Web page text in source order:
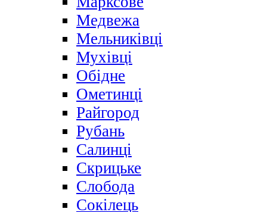
Медвежа
Мельниківці
Мухівці
Обідне
Ометинці
Райгород
Рубань
Салинці
Скрицьке
Слобода
Сокілець